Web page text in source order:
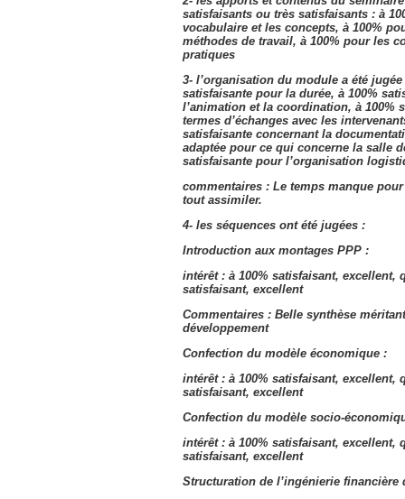
satisfaisants ou très satisfaisants : à
vocabulaire et les concepts, à 100%
méthodes de travail, à 100% pour les
pratiques
3- l’organisation du module a été jugée
satisfaisante pour la durée, à 100%
l’animation et la coordination, à 100%
termes d’échanges avec les
satisfaisante concernant la
adaptée pour ce qui concerne la salle
satisfaisante pour l’organisation
commentaires : Le temps manque
tout assimiler.
4- les séquences ont été jugées :
Introduction aux montages PPP :
intérêt : à 100% satisfaisant, excellent,
satisfaisant, excellent
Commentaires : Belle synthèse
développement
Confection du modèle économique :
intérêt : à 100% satisfaisant, excellent,
satisfaisant, excellent
Confection du modèle socio-
intérêt : à 100% satisfaisant, excellent,
satisfaisant, excellent
Structuration de l’ingénierie financière